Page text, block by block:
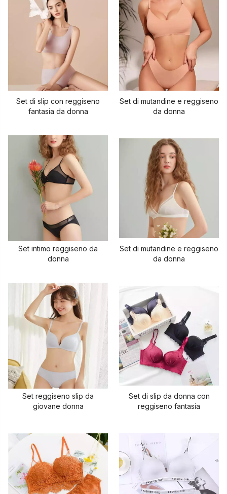
Set di slip con reggiseno
fantasia da donna
Set di mutandine e reggiseno
da donna
Set intimo reggiseno da
donna
Set di mutandine e reggiseno
da donna
Set reggiseno slip da
giovane donna
Set di slip da donna con
reggiseno fantasia